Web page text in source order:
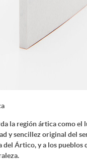
la región ártica como el
y sencillez original del
del Ártico, y a los pueblos